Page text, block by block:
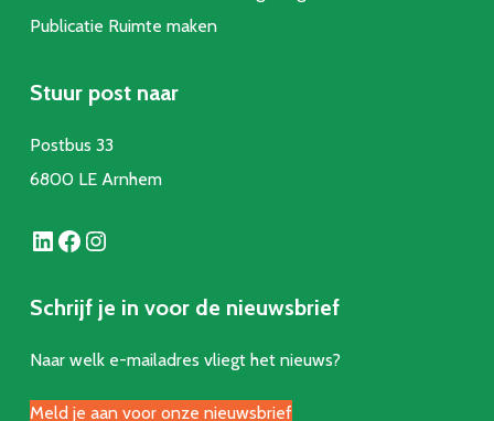
Publicatie Ruimte maken
Stuur post naar
Postbus 33
6800 LE Arnhem
LinkedIn Facebook Instagram
Schrijf je in voor de nieuwsbrief
Naar welk e-mailadres vliegt het nieuws?
Meld je aan voor onze nieuwsbrief